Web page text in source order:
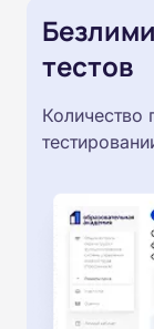
тестов
Количество